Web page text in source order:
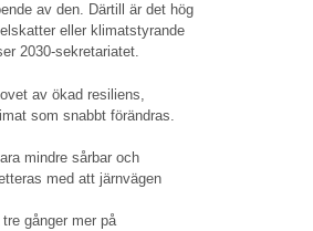
av den. Därtill är det hög
eller klimatstyrande
2030-sekretariatet.
av ökad resiliens,
som snabbt förändras.
mindre sårbar och
med att järnvägen
gånger mer på